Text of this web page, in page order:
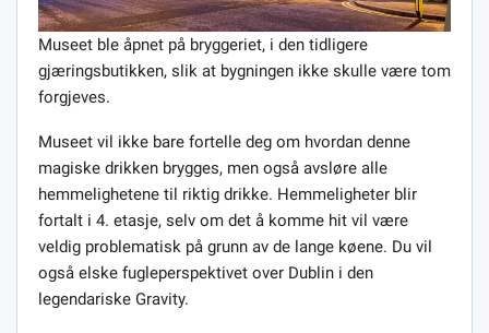
Museet ble åpnet på bryggeriet, i den tidligere
gjæringsbutikken, slik at bygningen ikke skulle være tom
forgjeves.
Museet vil ikke bare fortelle deg om hvordan denne
magiske drikken brygges, men også avsløre alle
hemmelighetene til riktig drikke. Hemmeligheter blir
fortalt i 4. etasje, selv om det å komme hit vil være
veldig problematisk på grunn av de lange køene. Du vil
også elske fugleperspektivet over Dublin i den
legendariske Gravity.